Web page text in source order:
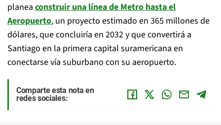
planea construir una línea de Metro hasta el
Aeropuerto, un proyecto estimado en 365 millones de
dólares, que concluiría en 2032 y que convertirá a
Santiago en la primera capital suramericana en
conectarse vía suburbano con su aeropuerto.
Comparte esta nota en
redes sociales: